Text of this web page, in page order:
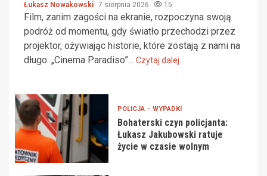
Łukasz Nowakowski 7 sierpnia 2026 15
Film, zanim zagości na ekranie, rozpoczyna swoją
podróż od momentu, gdy światło przechodzi przez
projektor, ożywiając historie, które zostają z nami na
długo. „Cinema Paradiso”... Czytaj dalej
POLICJA WYPADKI
Bohaterski czyn policjanta:
Łukasz Jakubowski ratuje
życie w czasie wolnym